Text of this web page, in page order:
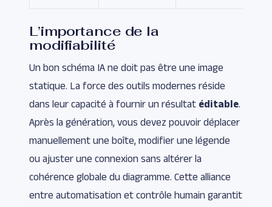
L’importance de la
modifiabilité
Un bon schéma IA ne doit pas être une image
statique. La force des outils modernes réside
dans leur capacité à fournir un résultat éditable.
Après la génération, vous devez pouvoir déplacer
manuellement une boîte, modifier une légende
ou ajuster une connexion sans altérer la
cohérence globale du diagramme. Cette alliance
entre automatisation et contrôle humain garantit